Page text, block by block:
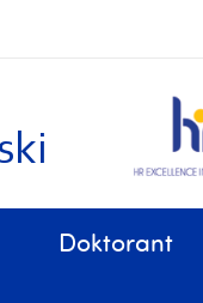
Doktorant